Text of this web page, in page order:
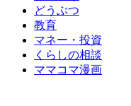
どうぶつ
教育
マネー・投資
くらしの相談
ママコマ漫画